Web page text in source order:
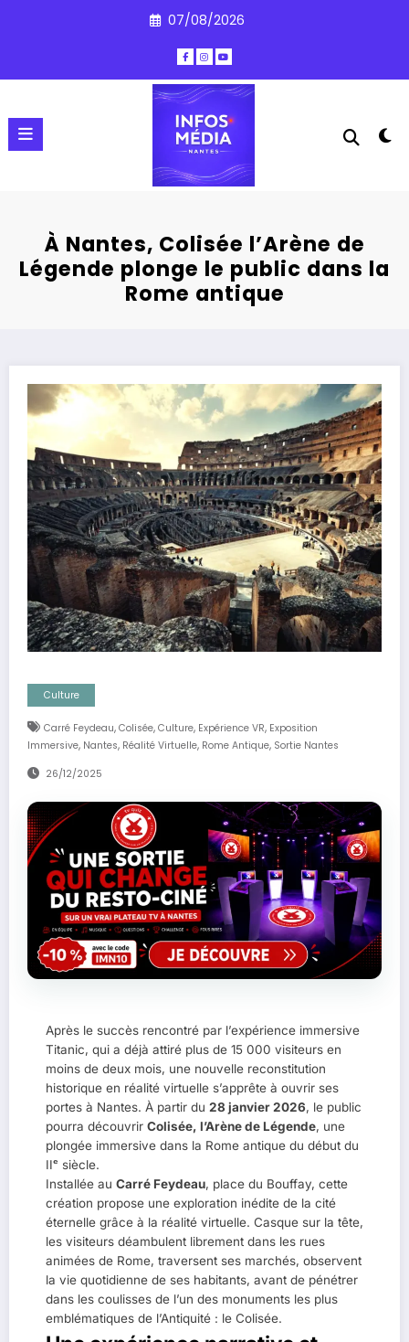
07/08/2026
À Nantes, Colisée l’Arène de
Légende plonge le public dans la
Rome antique
Culture
Carré Feydeau, Colisée, Culture, Expérience VR, Exposition
Immersive, Nantes, Réalité Virtuelle, Rome Antique, Sortie Nantes
26/12/2025
Après le succès rencontré par l’expérience immersive
Titanic, qui a déjà attiré plus de 15 000 visiteurs en
moins de deux mois, une nouvelle reconstitution
historique en réalité virtuelle s’apprête à ouvrir ses
portes à Nantes. À partir du 28 janvier 2026, le public
pourra découvrir Colisée, l’Arène de Légende, une
plongée immersive dans la Rome antique du début du
IIᵉ siècle.
Installée au Carré Feydeau, place du Bouffay, cette
création propose une exploration inédite de la cité
éternelle grâce à la réalité virtuelle. Casque sur la tête,
les visiteurs déambulent librement dans les rues
animées de Rome, traversent ses marchés, observent
la vie quotidienne de ses habitants, avant de pénétrer
dans les coulisses de l’un des monuments les plus
emblématiques de l’Antiquité : le Colisée.